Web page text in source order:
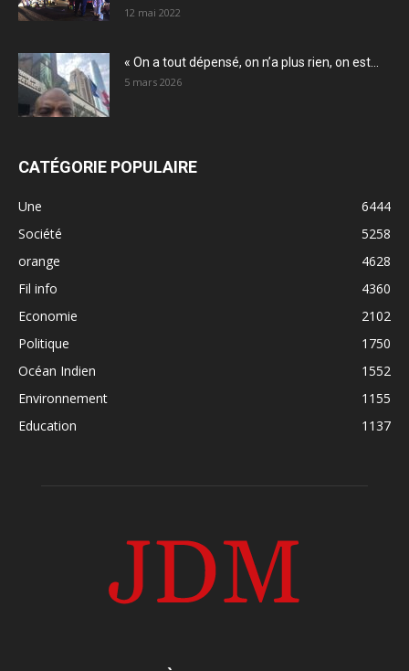
12 mai 2022
« On a tout dépensé, on n’a plus rien, on est...
5 mars 2026
CATÉGORIE POPULAIRE
Une
6444
Société
5258
orange
4628
Fil info
4360
Economie
2102
Politique
1750
Océan Indien
1552
Environnement
1155
Education
1137